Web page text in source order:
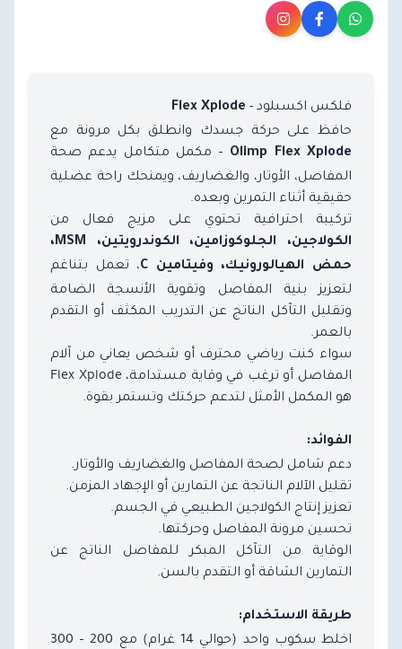
فلكس اكسبلود - Flex Xplode
حافظ على حركة جسدك وانطلق بكل مرونة مع
Olimp Flex Xplode – مكمل متكامل يدعم صحة
المفاصل، الأوتار، والغضاريف، ويمنحك راحة عضلية
حقيقية أثناء التمرين وبعده.
تركيبة احترافية تحتوي على مزيج فعال من
الكولاجين، الجلوكوزامين، الكوندرويتين، MSM،
حمض الهيالورونيك، وفيتامين C
، تعمل بتناغم
لتعزيز بنية المفاصل وتقوية الأنسجة الضامة
وتقليل التآكل الناتج عن التدريب المكثف أو التقدم
بالعمر.
سواء كنت رياضي محترف أو شخص يعاني من آلام
المفاصل أو ترغب في وقاية مستدامة، Flex Xplode
هو المكمل الأمثل لتدعم حركتك وتستمر بقوة.
الفوائد:
دعم شامل لصحة المفاصل والغضاريف والأوتار.
تقليل الآلام الناتجة عن التمارين أو الإجهاد المزمن.
تعزيز إنتاج الكولاجين الطبيعي في الجسم.
تحسين مرونة المفاصل وحركتها.
الوقاية من التآكل المبكر للمفاصل الناتج عن
التمارين الشاقة أو التقدم بالسن.
طريقة الاستخدام:
اخلط سكوب واحد (حوالي 14 غرام) مع 200 – 300